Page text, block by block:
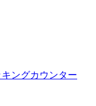
ングカウンター